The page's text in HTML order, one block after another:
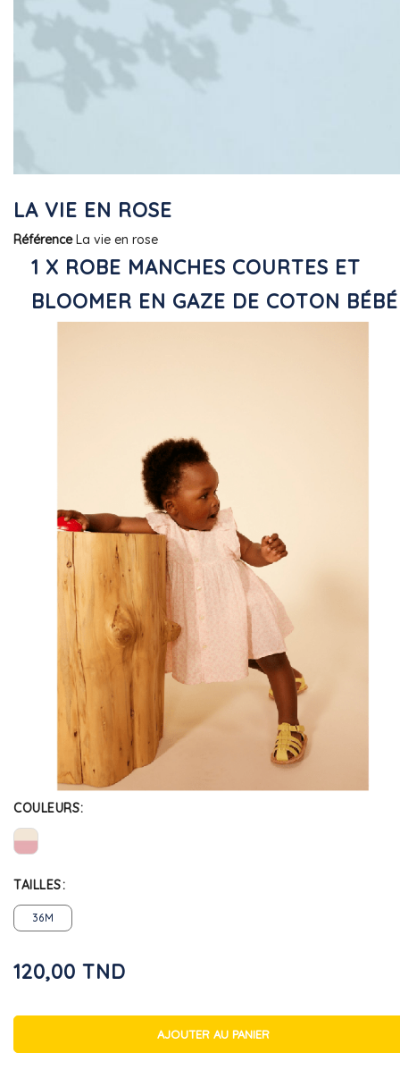
LA VIE EN ROSE
Référence La vie en rose
1 X ROBE MANCHES COURTES ET
BLOOMER EN GAZE DE COTON BÉBÉ
COULEURS
TAILLES
36M
120,00 TND
AJOUTER AU PANIER